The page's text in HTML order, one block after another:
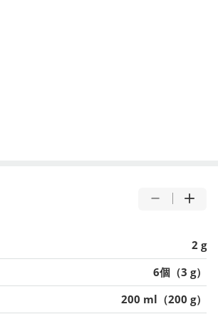
2 g
6個（3 g）
200 ml（200 g）